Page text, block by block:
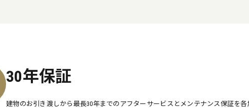
30年保証
建物のお引き渡しから最長30年までのアフターサービスとメンテナンス保証を